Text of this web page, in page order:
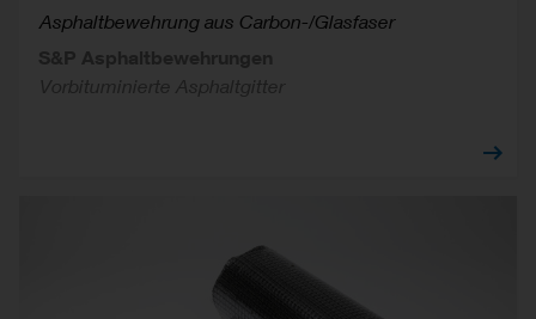
Asphaltbewehrung aus Carbon-/Glasfaser
S&P Asphaltbewehrungen
Vorbituminierte Asphaltgitter